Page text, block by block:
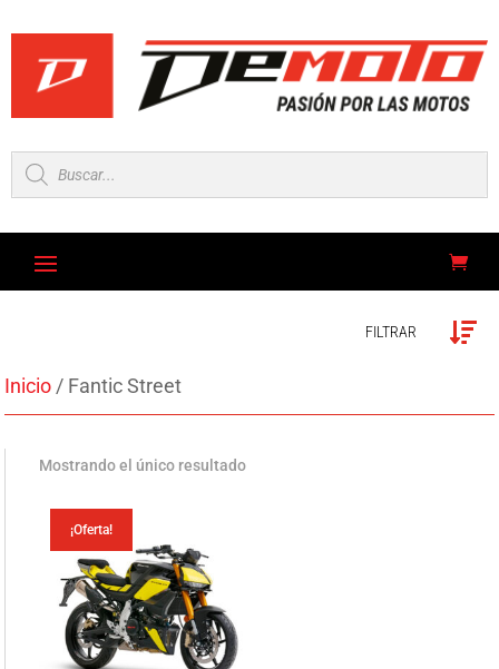
Búsqueda
de
productos
FILTRAR
Inicio / Fantic Street
Mostrando el único resultado
¡Oferta!